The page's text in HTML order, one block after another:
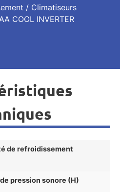
/ Climatiseurs
COOL INVERTER
de refroidissement
pression sonore (H)